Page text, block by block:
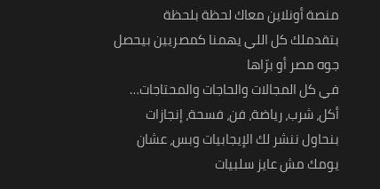
منصة أونلاين معاك لحظة بلحظة
بتقدملك كل اللي يهمنا كمصريين بيحصل
جوه مصر أو برّاها
في كل المجالات والحاجات والمحتاجات…
أكل، شرب، رياضة، فن، فسحة، إنجازات
بنحاول ننشر لك الإيجابيات وبس، عشان
يومك مش عايز سلبيات